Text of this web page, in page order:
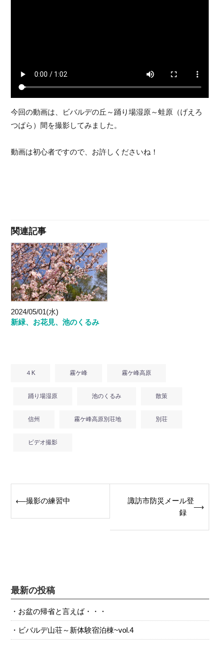
今回の動画は、ビバルデの丘～踊り場湿原～蛙原（げえろ
つぱら）間を撮影してみました。
動画は初心者ですので、お許しくださいね！
関連記事
2024/05/01(水)
新緑、お花見、池のくるみ
４K 霧ケ峰 霧ケ峰高原
踊り場湿原 池のくるみ 散策
信州 霧ケ峰高原別荘地 別荘
ビデオ撮影
⟵撮影の練習中
諏訪市防災メール登
録
⟶
最新の投稿
お盆の帰省と言えば・・・
ビバルデ山荘～新体験宿泊棟~vol.4